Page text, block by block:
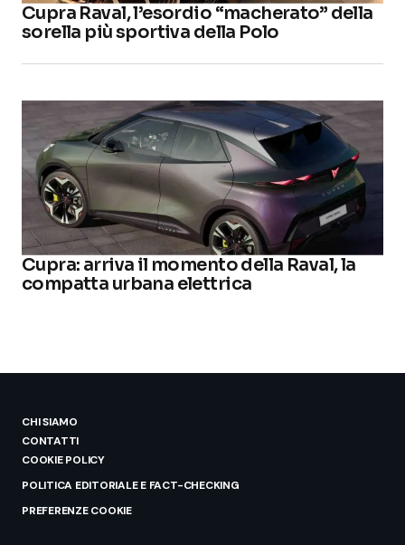
Cupra Raval, l’esordio “macherato” della
sorella più sportiva della Polo
Cupra: arriva il momento della Raval, la
compatta urbana elettrica
CHI SIAMO
CONTATTI
COOKIE POLICY
POLITICA EDITORIALE E FACT-CHECKING
PREFERENZE COOKIE